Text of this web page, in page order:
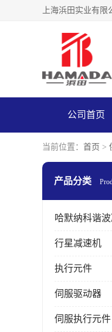
公司首页
当前位置： 首页 >
产品分类
哈默纳科谐
行星减速机
执行元件
伺服驱动器
伺服执行元件